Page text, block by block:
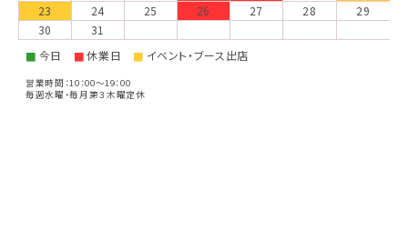
23
24 25 26 27 28
29
30
31
■ 今日 ■休業日 ■ イベント・ブース出店
営業時間：10：00～19：00
毎週水曜・毎月第３木曜定休